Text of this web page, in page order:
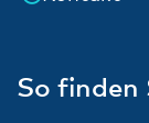
So finden